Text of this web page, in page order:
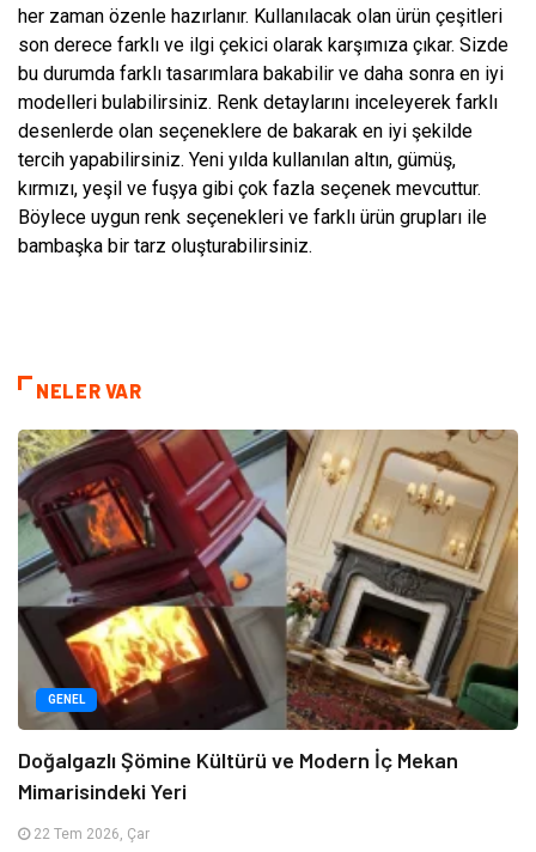
her zaman özenle hazırlanır. Kullanılacak olan ürün çeşitleri
son derece farklı ve ilgi çekici olarak karşımıza çıkar. Sizde
bu durumda farklı tasarımlara bakabilir ve daha sonra en iyi
modelleri bulabilirsiniz. Renk detaylarını inceleyerek farklı
desenlerde olan seçeneklere de bakarak en iyi şekilde
tercih yapabilirsiniz. Yeni yılda kullanılan altın, gümüş,
kırmızı, yeşil ve fuşya gibi çok fazla seçenek mevcuttur.
Böylece uygun renk seçenekleri ve farklı ürün grupları ile
bambaşka bir tarz oluşturabilirsiniz.
NELER VAR
GENEL
Doğalgazlı Şömine Kültürü ve Modern İç Mekan
Mimarisindeki Yeri
22 Tem 2026, Çar